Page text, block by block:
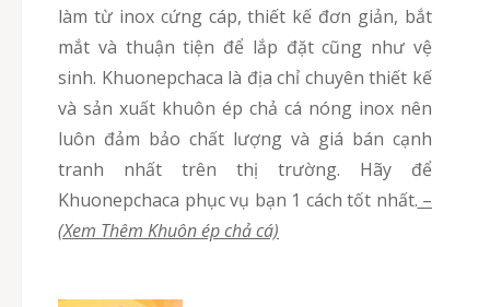
làm từ inox cứng cáp, thiết kế đơn giản, bắt
mắt và thuận tiện để lắp đặt cũng như vệ
sinh. Khuonepchaca là địa chỉ chuyên thiết kế
và sản xuất khuôn ép chả cá nóng inox nên
luôn đảm bảo chất lượng và giá bán cạnh
tranh nhất trên thị trường. Hãy để
Khuonepchaca phục vụ bạn 1 cách tốt nhất. –
(Xem Thêm Khuôn ép chả cá)